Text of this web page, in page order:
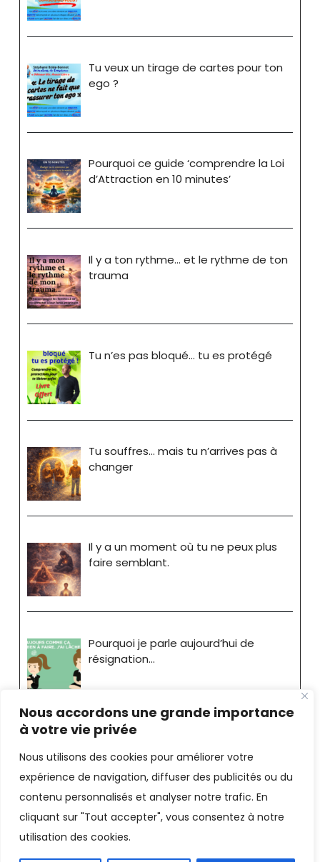
Nous accordons une grande importance
à votre vie privée
Nous utilisons des cookies pour améliorer votre
expérience de navigation, diffuser des publicités ou du
contenu personnalisés et analyser notre trafic. En
cliquant sur "Tout accepter", vous consentez à notre
utilisation des cookies.
Tu veux un tirage de cartes pour ton
ego ?
Pourquoi ce guide ‘comprendre la Loi
d’Attraction en 10 minutes’
Il y a ton rythme… et le rythme de ton
trauma
Tu n’es pas bloqué… tu es protégé
Tu souffres… mais tu n’arrives pas à
changer
Il y a un moment où tu ne peux plus
faire semblant.
Pourquoi je parle aujourd’hui de
résignation…
Stéphane Bride-Bonnot
Consultant - Coach |Mentions
Légales